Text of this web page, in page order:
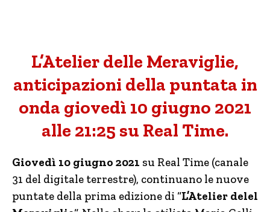
L’Atelier delle Meraviglie,
anticipazioni della puntata in
onda giovedì 10 giugno 2021
alle 21:25 su Real Time.
Giovedì 10 giugno 2021 su Real Time (canale
31 del digitale terrestre), continuano le nuove
puntate della prima edizione di “L’Atelier delel